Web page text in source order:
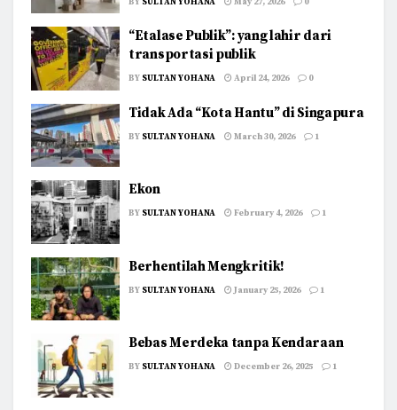
“Etalase Publik”: yang lahir dari
transportasi publik
BY SULTAN YOHANA April 24, 2026 0
Tidak Ada “Kota Hantu” di Singapura
BY SULTAN YOHANA March 30, 2026 1
Ekon
BY SULTAN YOHANA February 4, 2026 1
Berhentilah Mengkritik!
BY SULTAN YOHANA January 25, 2026 1
Bebas Merdeka tanpa Kendaraan
BY SULTAN YOHANA December 26, 2025 1